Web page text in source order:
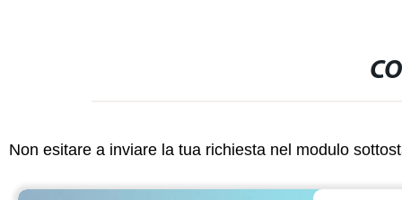
Non esitare a inviare la tua richiesta nel modulo